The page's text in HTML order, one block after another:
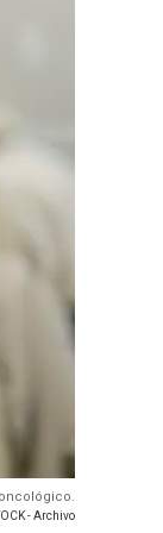
- Archivo